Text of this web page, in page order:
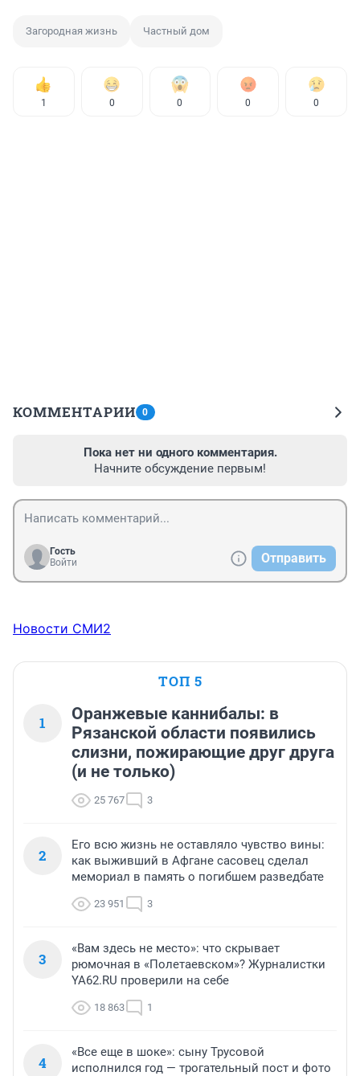
Загородная жизнь Частный дом
1 0 0 0 0
КОММЕНТАРИИ 0
Пока нет ни одного комментария.
Начните обсуждение первым!
Гость
Войти
Отправить
Новости СМИ2
ТОП 5
1
Оранжевые каннибалы: в
Рязанской области появились
слизни, пожирающие друг друга
(и не только)
25 767 3
2
Его всю жизнь не оставляло чувство вины:
как выживший в Афгане сасовец сделал
мемориал в память о погибшем разведбате
23 951 3
3
«Вам здесь не место»: что скрывает
рюмочная в «Полетаевском»? Журналистки
YA62.RU проверили на себе
18 863 1
4
«Все еще в шоке»: сыну Трусовой
исполнился год — трогательный пост и фото